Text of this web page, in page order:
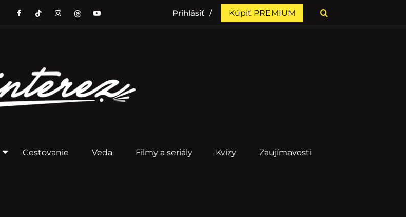
Prihlásiť Kúpiť PREMIUM
Cestovanie Veda Filmy a seriály Kvízy Zaujímavosti